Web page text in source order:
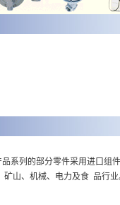
系列的部分零件采用进口组
山、机械、电力及食 品行业